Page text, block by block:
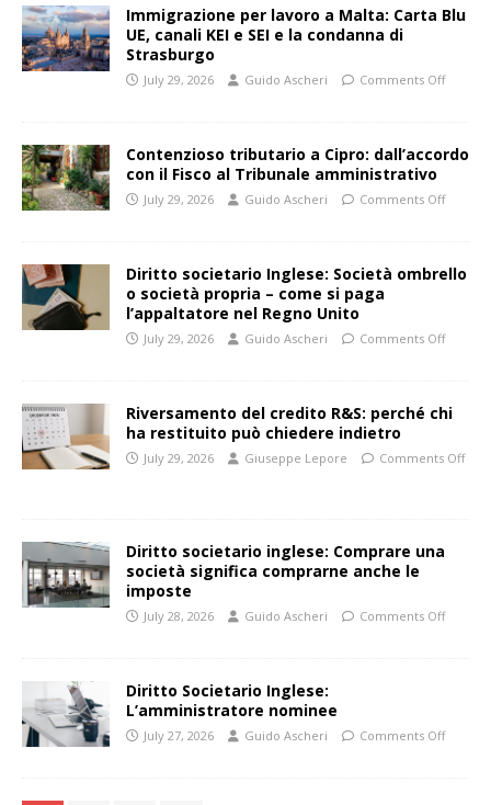
Immigrazione per lavoro a Malta: Carta Blu
UE, canali KEI e SEI e la condanna di
Strasburgo
July 29, 2026 Guido Ascheri Comments Off
Contenzioso tributario a Cipro: dall’accordo
con il Fisco al Tribunale amministrativo
July 29, 2026 Guido Ascheri Comments Off
Diritto societario Inglese: Società ombrello
o società propria – come si paga
l’appaltatore nel Regno Unito
July 29, 2026 Guido Ascheri Comments Off
Riversamento del credito R&S: perché chi
ha restituito può chiedere indietro
July 29, 2026 Giuseppe Lepore Comments Off
Diritto societario inglese: Comprare una
società significa comprarne anche le
imposte
July 28, 2026 Guido Ascheri Comments Off
Diritto Societario Inglese:
L’amministratore nominee
July 27, 2026 Guido Ascheri Comments Off